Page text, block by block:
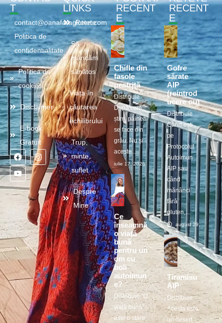
T
contact@oanafaragluten.com
Politica de
confidentialitate
Politica de
cookies
Disclaimer
E-book
Gratuit
LINKS
Retete
Să
mâncăm
sănătos
Viața în
căutarea
echilibrului
Trup,
minte,
suflet
Despre
Mine
RECENT
E
Chifle din
fasole
pestriță
Distribuie
După cum
știm, pâinea
se face din
grâu. Nu și
aceste...
iulie 17, 2026
Ce
înseamnă
o viață
bună
pentru un
om cu
boli
autoimun
e?
Distribuie ”O
viață bună”
este o stare,
RECENT
E
Gofre
sărate
AIP
(reintrod
ucere ou)
Distribuie
Când ești
pe
Protocolul
Autoimun
AIP sau
când
mănânci
fără
gluten,...
august 29, 2025
Tiramisu
AIP
Distribuie
Acesta este
un desert